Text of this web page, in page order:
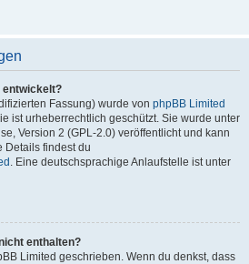
entwickelt?
Fassung) wurde von phpBB Limited
ist urheberrechtlich geschützt. Sie wurde unter
Version 2 (GPL-2.0) veröffentlicht und kann
Details findest du
. Eine deutschsprachige Anlaufstelle ist unter
enthalten?
Limited geschrieben. Wenn du denkst, dass